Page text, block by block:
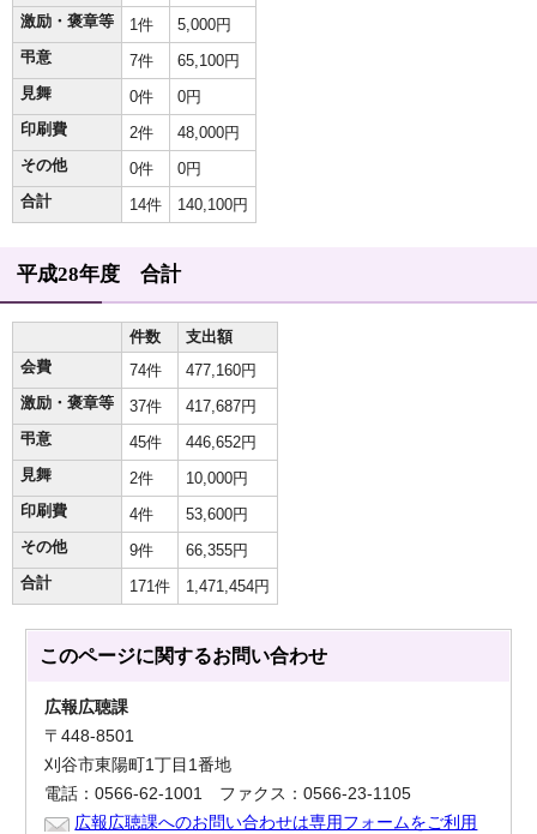
激励・褒章等
1件
5,000円
弔意
7件
65,100円
見舞
0件
0円
印刷費
2件
48,000円
その他
0件
0円
合計
14件 140,100円
平成28年度 合計
件数
支出額
会費
74件
477,160円
激励・褒章等
37件
417,687円
弔意
45件
446,652円
見舞
2件
10,000円
印刷費
4件
53,600円
その他
9件
66,355円
合計
171件 1,471,454円
このページに関するお問い合わせ
広報広聴課
〒448-8501
刈谷市東陽町1丁目1番地
電話：0566-62-1001 ファクス：0566-23-1105
広報広聴課へのお問い合わせは専用フォームをご利用